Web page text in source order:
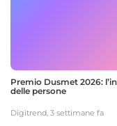
Premio Dusmet 2026:
delle persone
Digitrend, 3 settimane fa